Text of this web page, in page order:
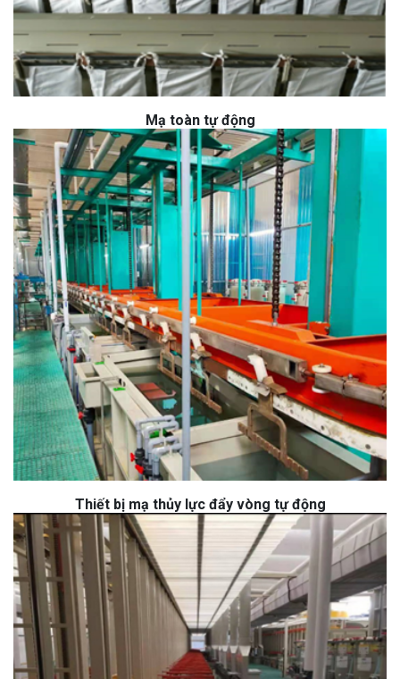
Mạ toàn tự động
Thiết bị mạ thủy lực đẩy vòng tự động